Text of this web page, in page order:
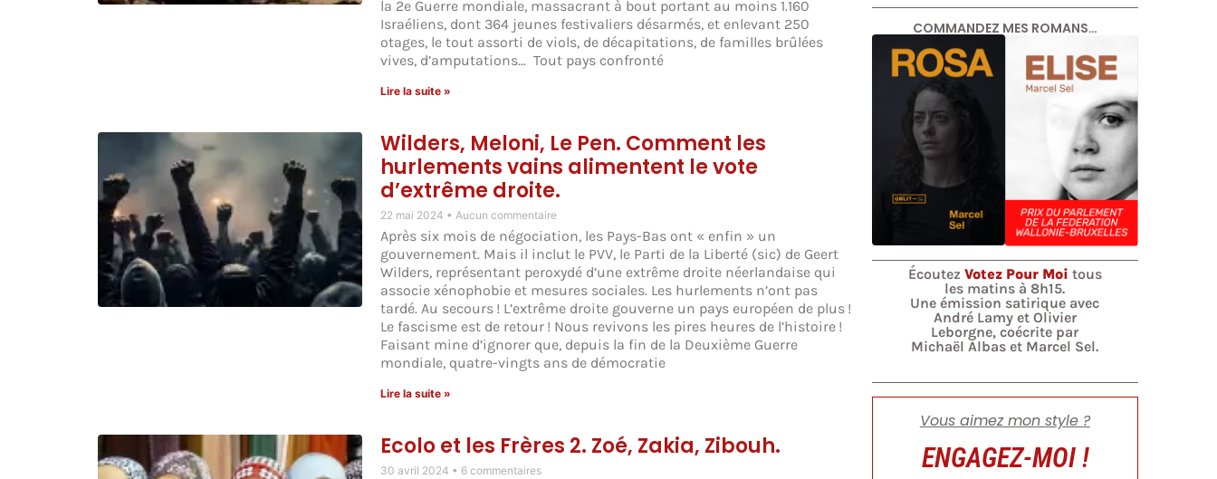
la 2e Guerre mondiale, massacrant à bout portant au moins 1.160
Israéliens, dont 364 jeunes festivaliers désarmés, et enlevant 250
otages, le tout assorti de viols, de décapitations, de familles brûlées
vives, d’amputations… Tout pays confronté
Lire la suite »
Wilders, Meloni, Le Pen. Comment les
hurlements vains alimentent le vote
d’extrême droite.
22 mai 2024 Aucun commentaire
Après six mois de négociation, les Pays-Bas ont « enfin » un
gouvernement. Mais il inclut le PVV, le Parti de la Liberté (sic) de Geert
Wilders, représentant peroxydé d’une extrême droite néerlandaise qui
associe xénophobie et mesures sociales. Les hurlements n’ont pas
tardé. Au secours ! L’extrême droite gouverne un pays européen de plus !
Le fascisme est de retour ! Nous revivons les pires heures de l’histoire !
Faisant mine d’ignorer que, depuis la fin de la Deuxième Guerre
mondiale, quatre-vingts ans de démocratie
Lire la suite »
Ecolo et les Frères 2. Zoé, Zakia, Zibouh.
30 avril 2024 6 commentaires
COMMANDEZ MES ROMANS…
Écoutez Votez Pour Moi tous
les matins à 8h15.
Une émission satirique avec
André Lamy et Olivier
Leborgne, coécrite par
Michaël Albas et Marcel Sel.
Vous aimez mon style ?
ENGAGEZ-MOI !